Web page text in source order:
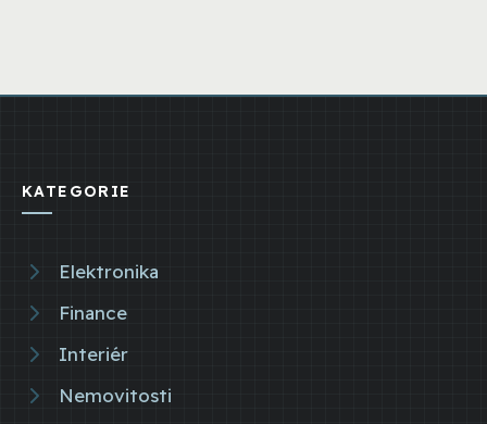
KATEGORIE
Elektronika
Finance
Interiér
Nemovitosti